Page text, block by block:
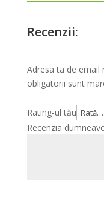
Recenzii:
Adresa ta de email
obligatorii sunt
Rating-ul tău
Recenzia